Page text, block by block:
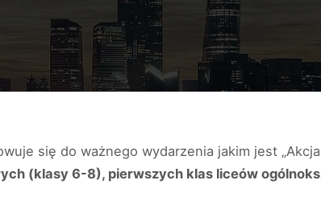
się do ważnego wydarzenia jakim jest „Akcja
(klasy 6-8), pierwszych klas liceów